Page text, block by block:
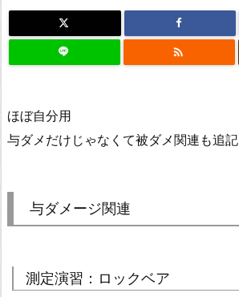

ほぼ自分用
与ダメだけじゃなくて被ダメ関連も追記
与ダメージ関連
測定演習：ロックベア